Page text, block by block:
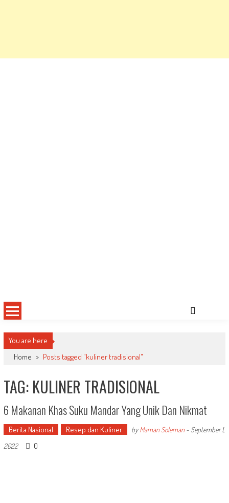
You are here
Home > Posts tagged "kuliner tradisional"
TAG: KULINER TRADISIONAL
6 Makanan Khas Suku Mandar Yang Unik Dan Nikmat
Berita Nasional Resep dan Kuliner byMaman Soleman- September 1,
2022
0